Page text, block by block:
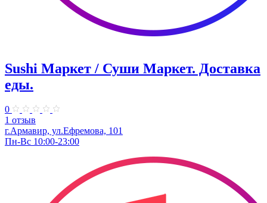
Sushi Маркет / Суши Маркет. Доставка
еды.
0
1 отзыв
г.Армавир, ул.Ефремова, 101
Пн-Вс 10:00-23:00